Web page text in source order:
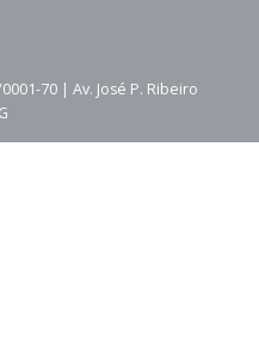
70 | Av. José P. Ribeiro